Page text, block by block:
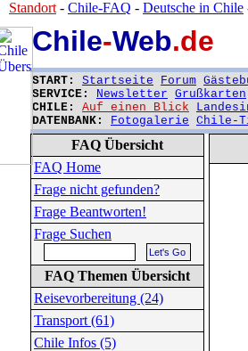
Chile-Web.de
START: Startseite Forum
SERVICE: Newsletter Grußkarten
CHILE: Auf einen Blick
DATENBANK: Fotogalerie Chile-
Standort - Chile-FAQ - Deutsche in Chile
FAQ Übersicht
FAQ Home
Frage nicht gefunden?
Frage Beantworten!
Frage Suchen
FAQ Themen Übersicht
Reisevorbereitung (24)
Transport (61)
Chile Infos (5)